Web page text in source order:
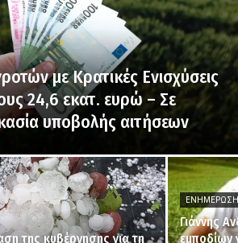
με Κρατικές Ενισχύσεις
24,6 εκατ. ευρώ – Σε
υποβολής αιτήσεων
της κυβέρνησης για τη
Γιάννης
εμποδίων